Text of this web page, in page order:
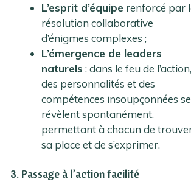
L’esprit d’équipe renforcé par
résolution collaborative
d’énigmes complexes ;
L’émergence de leaders
naturels : dans le feu de l’action,
des personnalités et des
compétences insoupçonnées se
révèlent spontanément,
permettant à chacun de
sa place et de s’exprimer.
3. Passage à l’action facilité